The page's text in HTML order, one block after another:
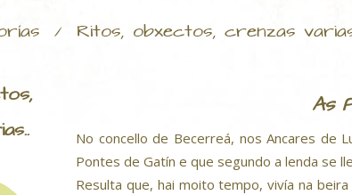
/ Ritos, obxectos, crenzas
As
No concello de Becerreá, nos Ancares de
Pontes de Gatín e que segundo a lenda se
Resulta que, hai moito tempo, vivía na